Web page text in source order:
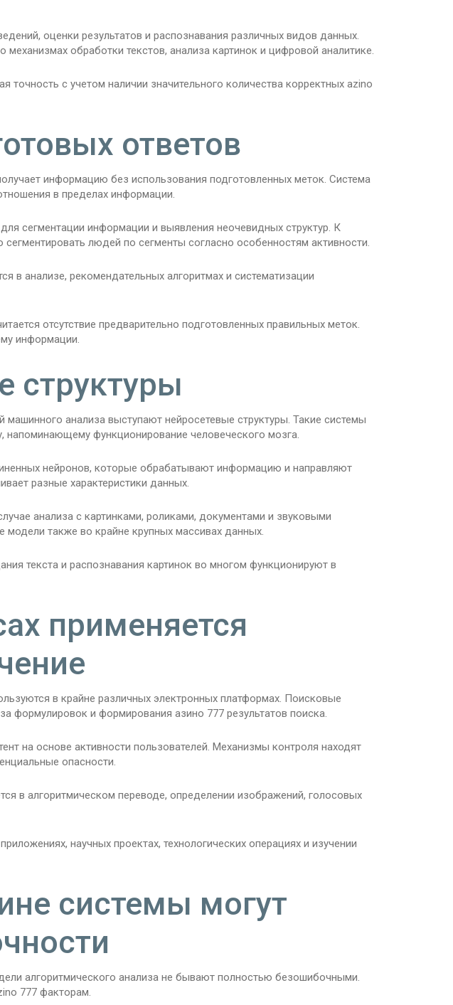
оценки результатов и распознавания различных видов данных.
механизмах обработки текстов, анализа картинок и цифровой аналитике.
с учетом наличии значительного количества корректных azino
ответов
информацию без использования подготовленных меток. Система
в пределах информации.
сегментации информации и выявления неочевидных структур. К
людей по сегменты согласно особенностям активности.
в анализе, рекомендательных алгоритмах и систематизации
отсутствие предварительно подготовленных правильных меток.
информации.
структуры
машинного анализа выступают нейросетевые структуры. Такие системы
напоминающему функционирование человеческого мозга.
нейронов, которые обрабатывают информацию и направляют
разные характеристики данных.
анализа с картинками, роликами, документами и звуковыми
также во крайне крупных массивах данных.
текста и распознавания картинок во многом функционируют в
применяется
в крайне различных электронных платформах. Поисковые
формулировок и формирования азино 777 результатов поиска.
на основе активности пользователей. Механизмы контроля находят
опасности.
в алгоритмическом переводе, определении изображений, голосовых
научных проектах, технологических операциях и изучении
системы могут
алгоритмического анализа не бывают полностью безошибочными.
777 факторам.